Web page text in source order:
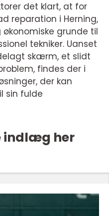
det klart, at for
reparation i Herning,
grunde til
tekniker. Uanset
skærm, et slidt
findes der i
der kan
sin fulde
indlæg her